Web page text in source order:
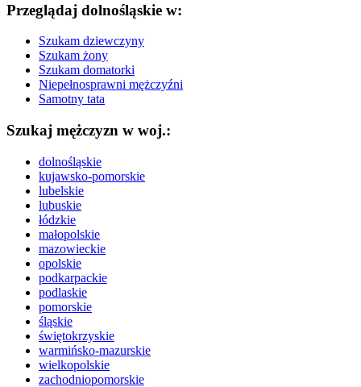
Przeglądaj dolnośląskie w:
Szukam dziewczyny
Szukam żony
Szukam domatorki
Niepełnosprawni mężczyźni
Samotny tata
Szukaj mężczyzn w woj.:
dolnośląskie
kujawsko-pomorskie
lubelskie
lubuskie
łódzkie
małopolskie
mazowieckie
opolskie
podkarpackie
podlaskie
pomorskie
śląskie
świętokrzyskie
warmińsko-mazurskie
wielkopolskie
zachodniopomorskie